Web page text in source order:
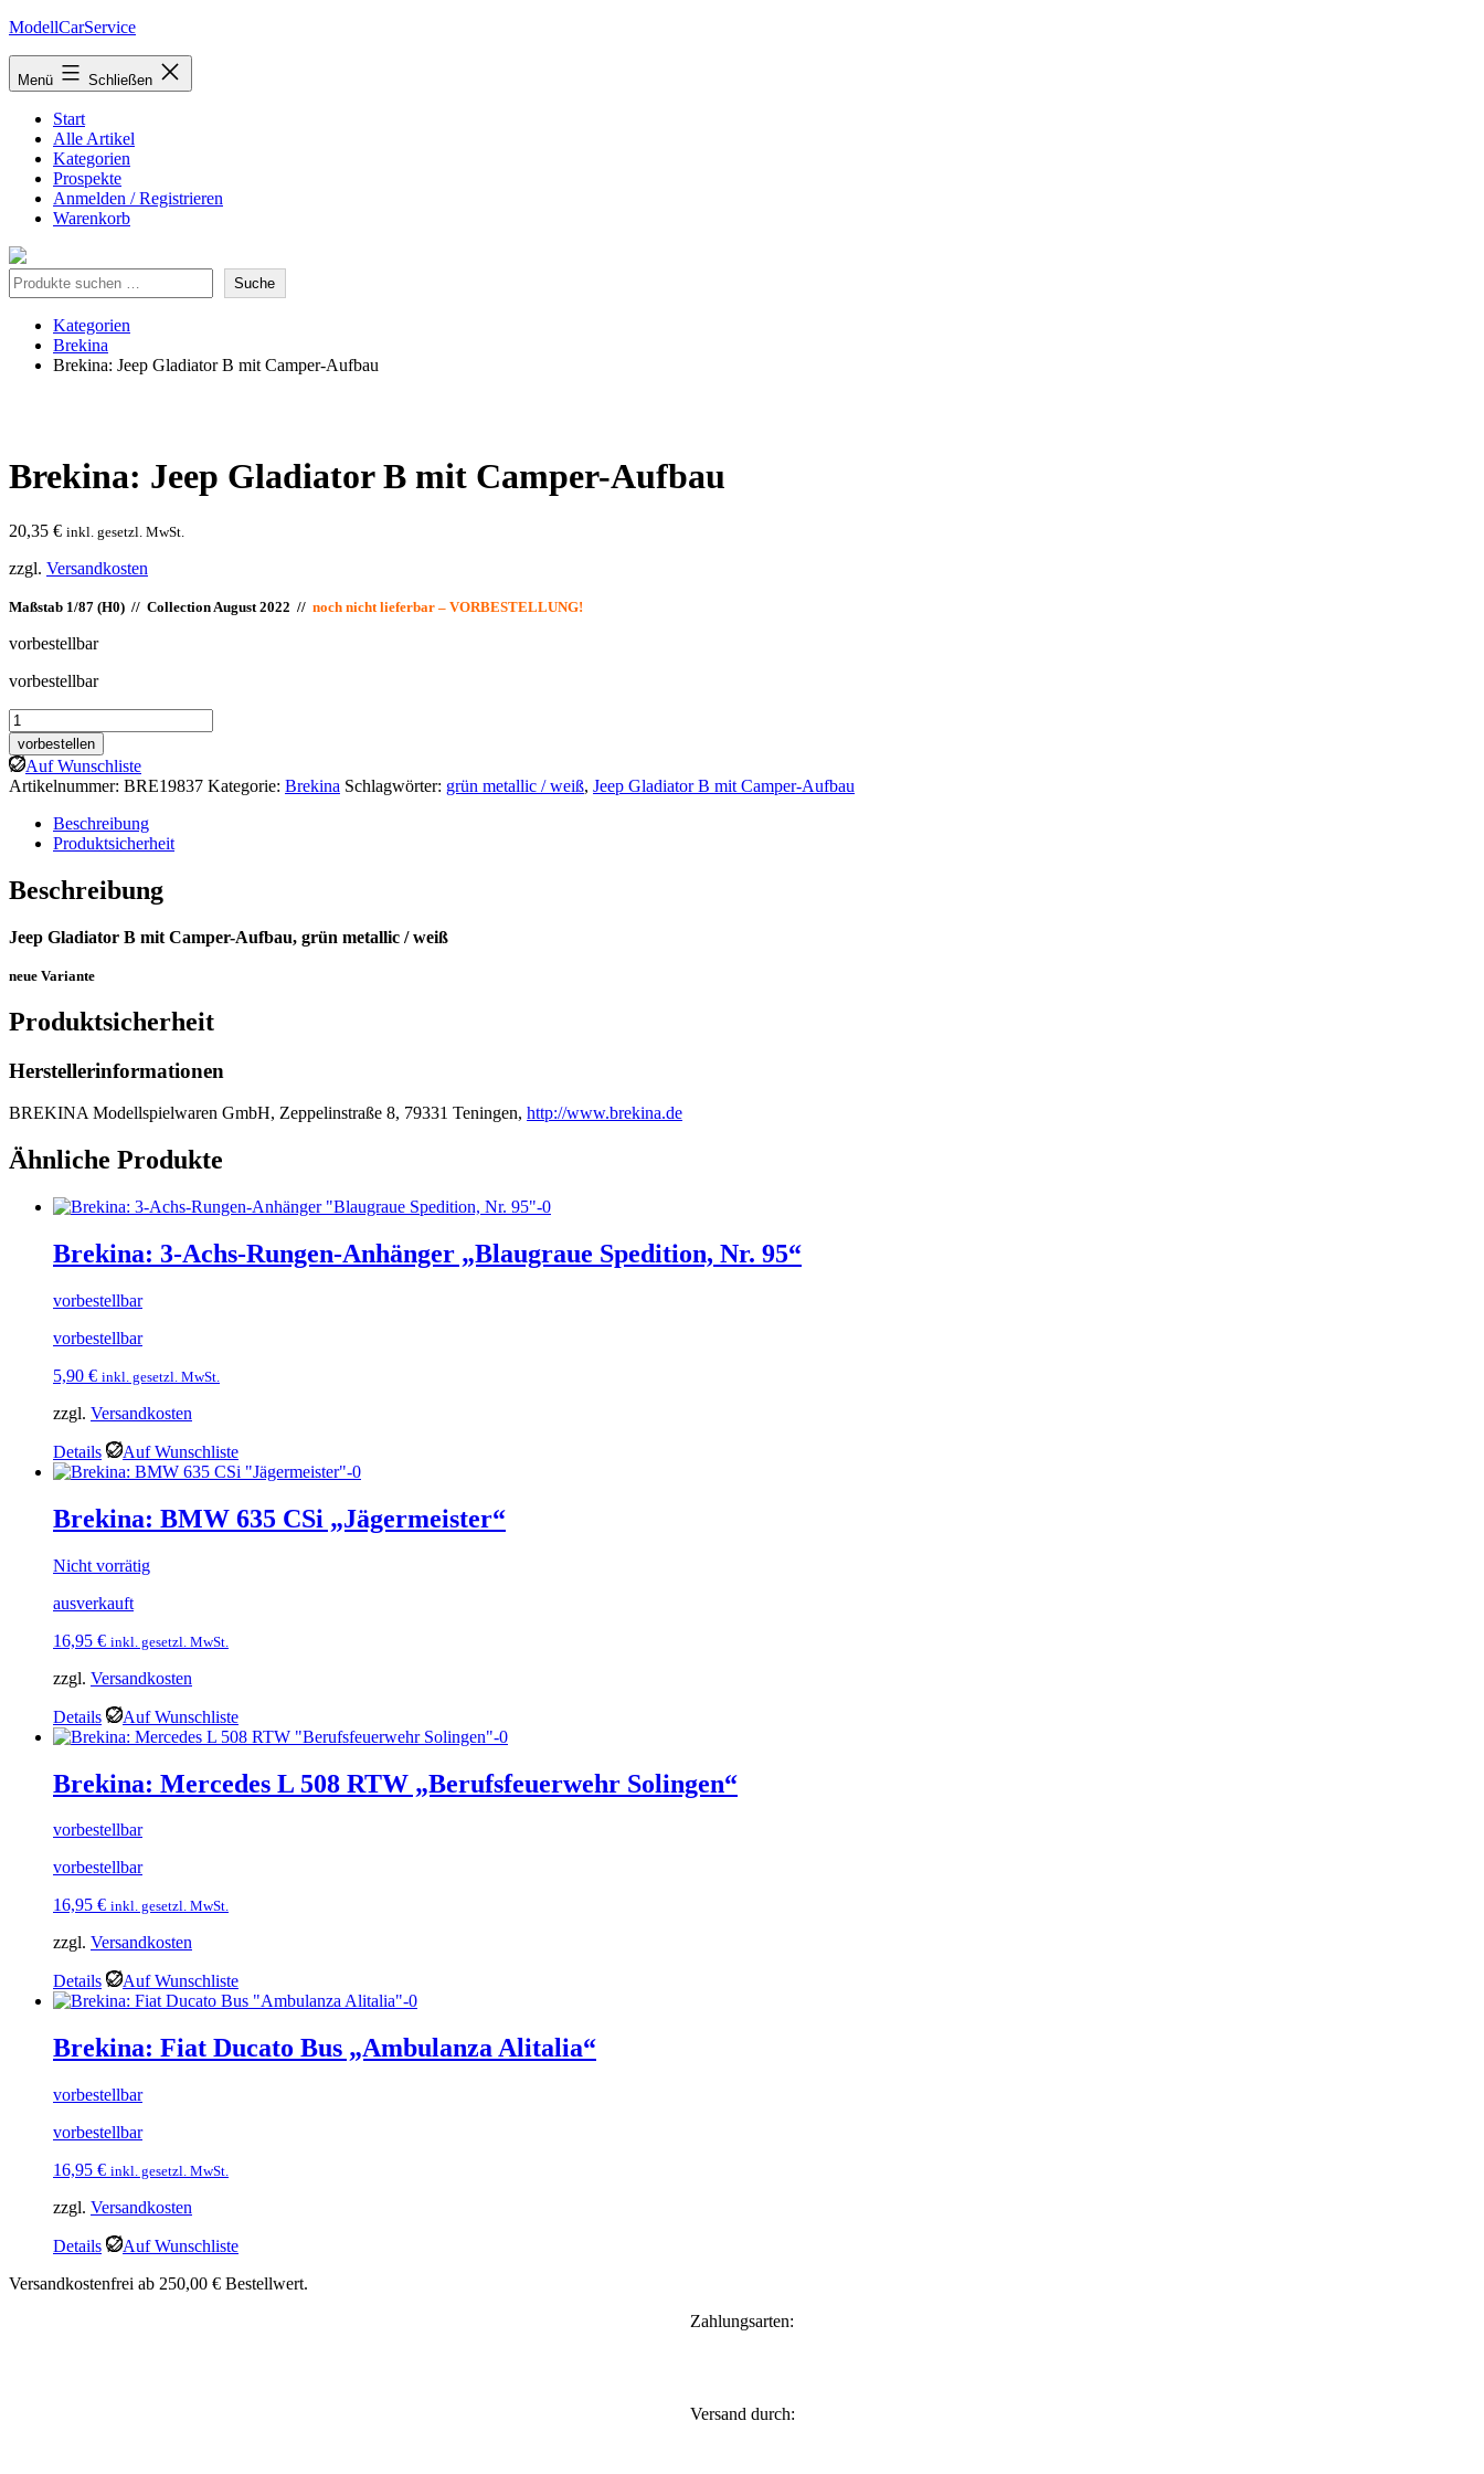
Zum
springen
ModellCarService
Menü Schließen
Start
Alle Artikel
Kategorien
Prospekte
Anmelden / Registrieren
Warenkorb
Suche Suche
Kategorien
Brekina
Brekina: Jeep Gladiator B mit Camper-Aufbau
Brekina: Jeep Gladiator B mit Camper-Aufbau
20,35 € inkl. gesetzl. MwSt.
zzgl. Versandkosten
Maßstab 1/87 (H0) // Collection August 2022 // noch nicht lieferbar – VORBESTELLUNG!
vorbestellbar
vorbestellbar
Brekina:
Jeep
Gladiator
B
mit
Camper-
Aufbau
Menge
vorbestellen
Auf Wunschliste
Artikelnummer: BRE19837 Kategorie: Brekina Schlagwörter: grün metallic / weiß, Jeep Gladiator B mit Camper-Aufbau
Beschreibung
Produktsicherheit
Beschreibung
Jeep Gladiator B mit Camper-Aufbau, grün metallic / weiß
neue Variante
Produktsicherheit
Herstellerinformationen
BREKINA Modellspielwaren GmbH, Zeppelinstraße 8, 79331 Teningen, http://www.brekina.de
Ähnliche Produkte
Brekina: 3-Achs-Rungen-Anhänger „Blaugraue Spedition, Nr. 95“
vorbestellbar
vorbestellbar
5,90 € inkl. gesetzl. MwSt.
zzgl. Versandkosten
Details Auf Wunschliste
Brekina: BMW 635 CSi „Jägermeister“
Nicht vorrätig
ausverkauft
16,95 € inkl. gesetzl. MwSt.
zzgl. Versandkosten
Details Auf Wunschliste
Brekina: Mercedes L 508 RTW „Berufsfeuerwehr Solingen“
vorbestellbar
vorbestellbar
16,95 € inkl. gesetzl. MwSt.
zzgl. Versandkosten
Details Auf Wunschliste
Brekina: Fiat Ducato Bus „Ambulanza Alitalia“
vorbestellbar
vorbestellbar
16,95 € inkl. gesetzl. MwSt.
zzgl. Versandkosten
Details
Auf Wunschliste
Versandkostenfrei ab 250,00 € Bestellwert.
Zahlungsarten:
Versand durch: